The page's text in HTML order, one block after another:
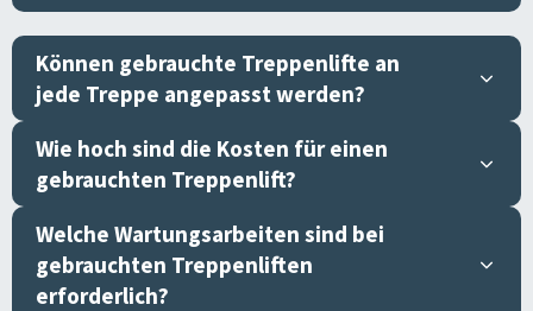
Können gebrauchte Treppenlifte an
jede Treppe angepasst werden?
Wie hoch sind die Kosten für einen
gebrauchten Treppenlift?
Welche Wartungsarbeiten sind bei
gebrauchten Treppenliften
erforderlich?